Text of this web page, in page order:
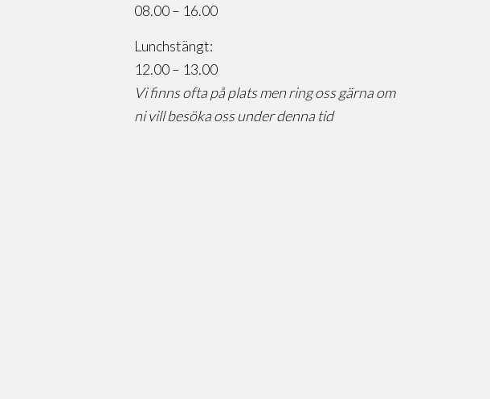
08.00 – 16.00
Lunchstängt:
12.00 – 13.00
Vi finns ofta på plats men ring oss gärna om
ni vill besöka oss under denna tid